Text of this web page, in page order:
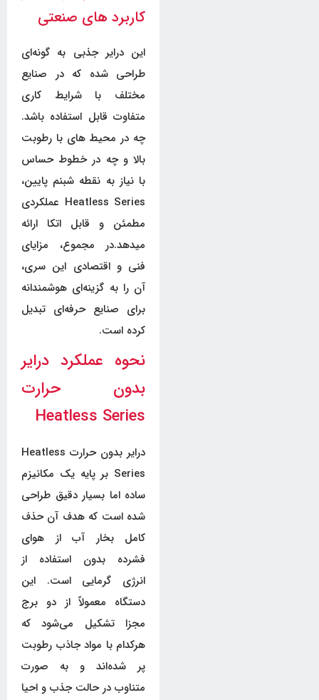
کاربرد های صنعتی
این درایر جذبی به گونه‌ای
طراحی شده که در صنایع
مختلف با شرایط کاری
متفاوت قابل استفاده باشد.
چه در محیط های با رطوبت
بالا و چه در خطوط حساس
با نیاز به نقطه شبنم پایین،
Heatless Series عملکردی
مطمئن و قابل اتکا ارائه
میدهد.در مجموع، مزایای
فنی و اقتصادی این سری،
آن را به گزینه‌ای هوشمندانه
برای صنایع حرفه‌ای تبدیل
کرده است.
نحوه عملکرد درایر
بدون حرارت
Heatless Series
درایر بدون حرارت Heatless
Series بر پایه یک مکانیزم
ساده اما بسیار دقیق طراحی
شده است که هدف آن حذف
کامل بخار آب از هوای
فشرده بدون استفاده از
انرژی گرمایی است. این
دستگاه معمولاً از دو برج
مجزا تشکیل می‌شود که
هرکدام با مواد جاذب رطوبت
پر شده‌اند و به صورت
متناوب در حالت جذب و احیا